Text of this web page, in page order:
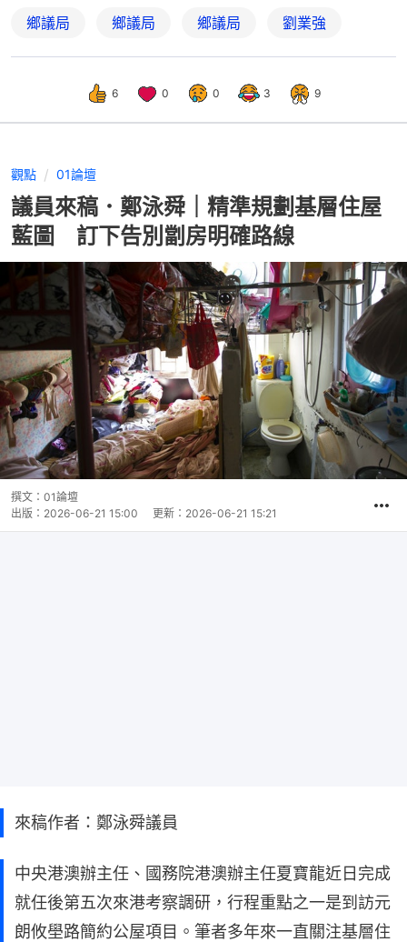
鄉議局 鄉議局 鄉議局 劉業強
6 0 0 3 9
觀點 01論壇
議員來稿．鄭泳舜｜精準規劃基層住屋
藍圖 訂下告別劏房明確路線
撰文： 01論壇
出版： 2026-06-21 15:00 更新： 2026-06-21 15:21
來稿作者：鄭泳舜議員
中央港澳辦主任、國務院港澳辦主任夏寶龍近日完成
就任後第五次來港考察調研，行程重點之一是到訪元
朗攸壆路簡約公屋項目。筆者多年來一直關注基層住